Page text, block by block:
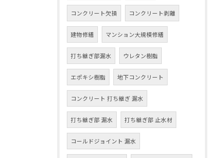
コンクリート欠損 コンクリート剥離
建物修繕 マンション大規模修繕
打ち継ぎ部漏水 ウレタン樹脂
エポキシ樹脂 地下コンクリート
コンクリート 打ち継ぎ 漏水
打ち継ぎ部 漏水 打ち継ぎ部 止水材
コールドジョイント 漏水